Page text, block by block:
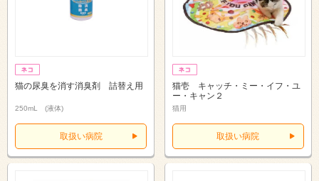
猫の尿臭を消す消臭剤 詰替え用
250mL (液体)
取扱い病院
猫壱 キャッチ・ミー・イフ・ユ
ー・キャン２
猫用
取扱い病院